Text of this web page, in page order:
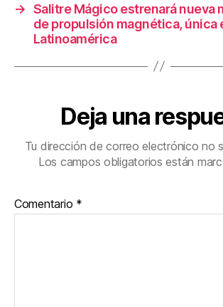
→ Salitre Mágico estrenará nueva
de propulsión magnética, única
Latinoamérica
Deja una
Tu dirección de correo electrónico no
Los campos obligatorios están
Comentario *